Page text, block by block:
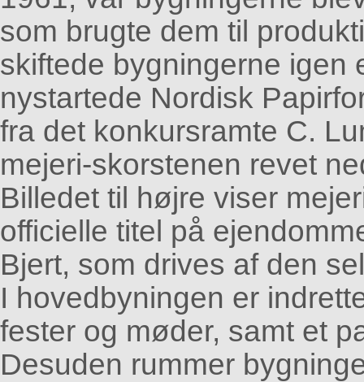
som brugte dem til
skiftede bygningerne igen
nystartede Nordisk
fra det konkursramte C.
mejeri-skorstenen revet
Billedet til højre viser
officielle titel på
Bjert, som drives af den
I hovedbyningen er
fester og møder, samt et
Desuden rummer